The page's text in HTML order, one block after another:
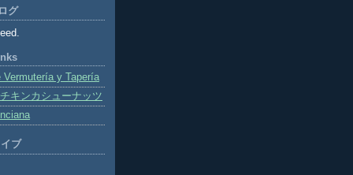
グ
Vermutería y Tapería
キンカシューナッツ
ブ